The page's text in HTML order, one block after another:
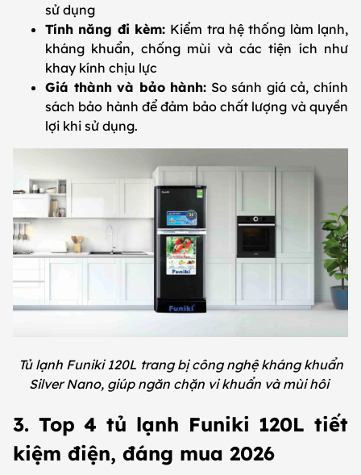
sử dụng
Tính năng đi kèm: Kiểm tra hệ thống làm lạnh,
kháng khuẩn, chống mùi và các tiện ích như
khay kính chịu lực
Giá thành và bảo hành: So sánh giá cả, chính
sách bảo hành để đảm bảo chất lượng và quyền
lợi khi sử dụng.
Tủ lạnh Funiki 120L trang bị công nghệ kháng khuẩn
Silver Nano, giúp ngăn chặn vi khuẩn và mùi hôi
3. Top 4 tủ lạnh Funiki 120L tiết
kiệm điện, đáng mua 2026